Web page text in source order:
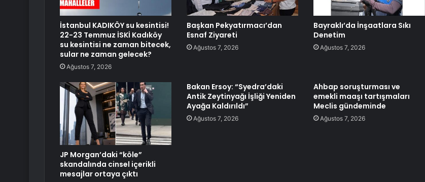
İstanbul KADIKÖY su kesintisi!
22-23 Temmuz İSKİ Kadıköy
su kesintisi ne zaman bitecek,
sular ne zaman gelecek?
Ağustos 7, 2026
Başkan Pekyatırmacı’dan
Esnaf Ziyareti
Ağustos 7, 2026
Bayraklı’da İnşaatlara Sıkı
Denetim
Ağustos 7, 2026
JP Morgan’daki “köle”
skandalında cinsel içerikli
mesajlar ortaya çıktı
Bakan Ersoy: “Syedra’daki
Antik Zeytinyağı İşliği Yeniden
Ayağa Kaldırıldı”
Ağustos 7, 2026
Ahbap soruşturması ve
emekli maaşı tartışmaları
Meclis gündeminde
Ağustos 7, 2026